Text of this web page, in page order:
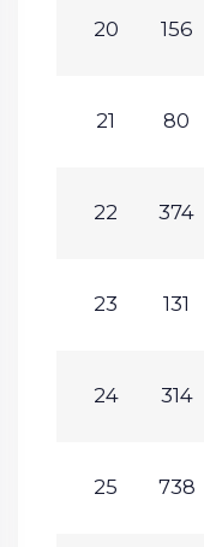
20 156
21 80
22 374
23 131
24 314
25 738